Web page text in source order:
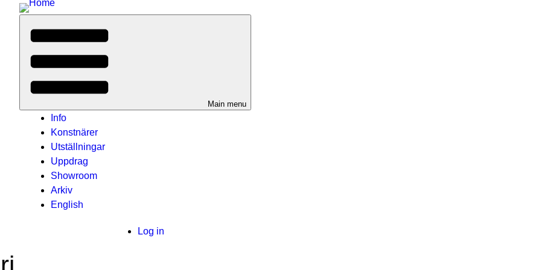
Main menu
Info
Konstnärer
Utställningar
Uppdrag
Showroom
Arkiv
English
UserLog in